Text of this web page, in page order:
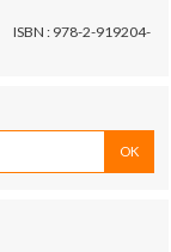
ISBN : 978-2-919204-